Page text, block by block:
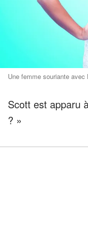
Une femme souriante
Scott est apparu
? »